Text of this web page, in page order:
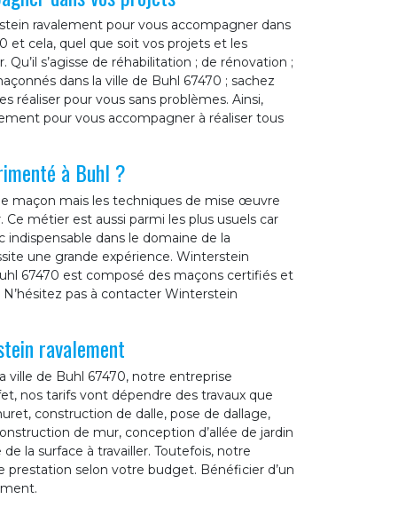
ravalement pour vous accompagner dans
et cela, quel que soit vos projets et les
s’agisse de réhabilitation ; de rénovation ;
dans la ville de Buhl 67470 ; sachez
réaliser pour vous sans problèmes. Ainsi,
pour vous accompagner à réaliser tous
à Buhl ?
maçon mais les techniques de mise œuvre
métier est aussi parmi les plus usuels car
dans le domaine de la
une grande expérience. Winterstein
67470 est composé des maçons certifiés et
pas à contacter Winterstein
ravalement
ville de Buhl 67470, notre entreprise
nos tarifs vont dépendre des travaux que
construction de dalle, pose de dallage,
de mur, conception d’allée de jardin
la surface à travailler. Toutefois, notre
selon votre budget. Bénéficier d’un